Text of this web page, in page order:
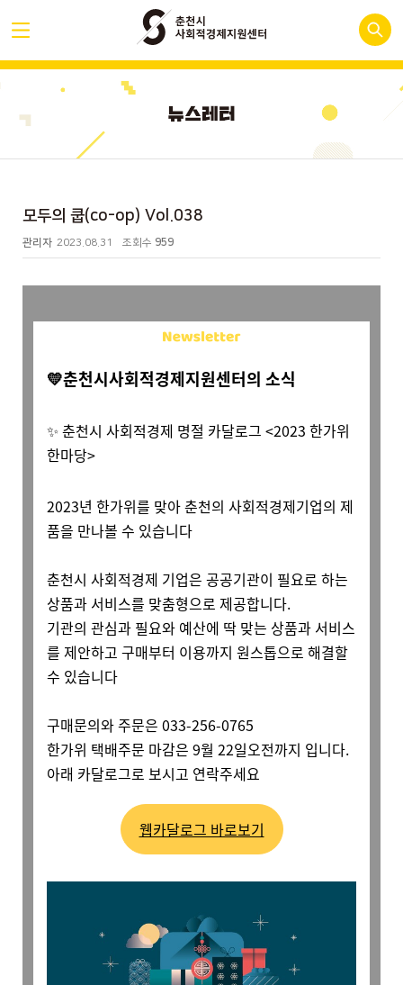
모두의 쿱(co-op) Vol.038
관리자 2023.08.31 조회수 959
💛춘천시사회적경제지원센터의 소식
✨ 춘천시 사회적경제 명절 카달로그 <2023 한가위
한마당>
2023년 한가위를 맞아 춘천의 사회적경제기업의 제
품을 만나볼 수 있습니다
춘천시 사회적경제 기업은 공공기관이 필요로 하는
상품과 서비스를 맞춤형으로 제공합니다.
기관의 관심과 필요와 예산에 딱 맞는 상품과 서비스
를 제안하고 구매부터 이용까지 원스톱으로 해결할
수 있습니다
구매문의와 주문은 033-256-0765
한가위 택배주문 마감은 9월 22일오전까지 입니다.
아래 카달로그로 보시고 연락주세요
웹카달로그 바로보기